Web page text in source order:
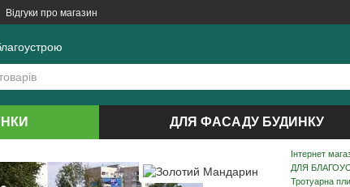
Відгуки про магазин
ДЛЯ ФАСАДУ БУДИНКУ
Інтернет
ДЛЯ
Тротуарна